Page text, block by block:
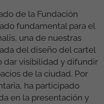
de la Fundación
fundamental para el
una de nuestras
del diseño del cartel
dar visibilidad y difundir
de la ciudad. Por
ha participado
en la presentación y